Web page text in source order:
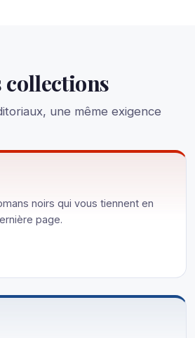
collections
une même exigence
noirs qui vous tiennent en
page.